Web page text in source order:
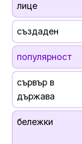
лице
създаден
популярност
сървър в
държава
бележки